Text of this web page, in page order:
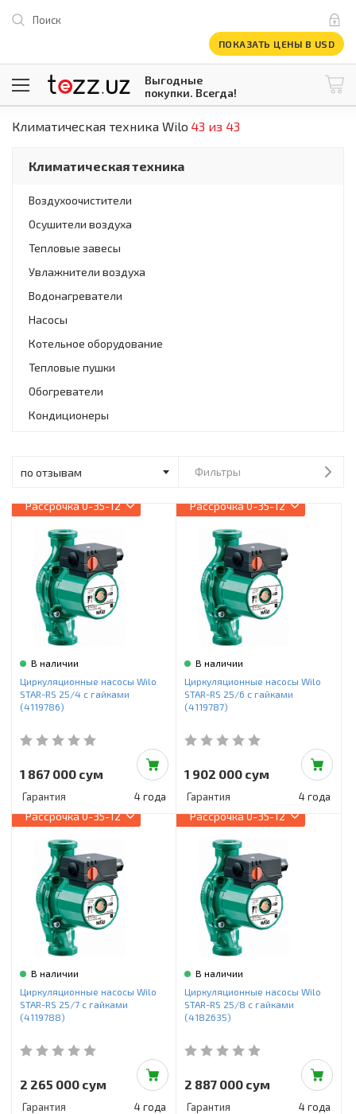
Поиск
ПОКАЗАТЬ ЦЕНЫ В USD
Выгодные
покупки. Всегда!
1 USD = 12 296.16 сум\ @tezzuz
Все категории
Компьютеры и оргтехника
Телевизоры
Климатическая техника
Встраиваемая техника
Инструменты и техника
Товары для дома
Климатическая техника
Встраиваемая техника
Крупнобытовая техника
Мелкая бытовая техника
Климатическая техника Wilo 43 из 43
Климатическая техника
Воздухоочистители
Осушители воздуха
Тепловые завесы
Увлажнители воздуха
Водонагреватели
Насосы
Котельное оборудование
Тепловые пушки
Обогреватели
Кондиционеры
Фильтры
Рассрочка0-35-12
В наличии
Циркуляционные насосы Wilo
STAR-RS 25/4 с гайками
(4119786)
1 867 000 сум
Гарантия 4 года
Рассрочка0-35-12
В наличии
Циркуляционные насосы Wilo
STAR-RS 25/6 с гайками
(4119787)
1 902 000 сум
Гарантия 4 года
Рассрочка0-35-12
В наличии
Циркуляционные насосы Wilo
STAR-RS 25/7 с гайками
(4119788)
2 265 000 сум
Гарантия 4 года
Рассрочка0-35-12
В наличии
Циркуляционные насосы Wilo
STAR-RS 25/8 с гайками
(4182635)
2 887 000 сум
Гарантия 4 года